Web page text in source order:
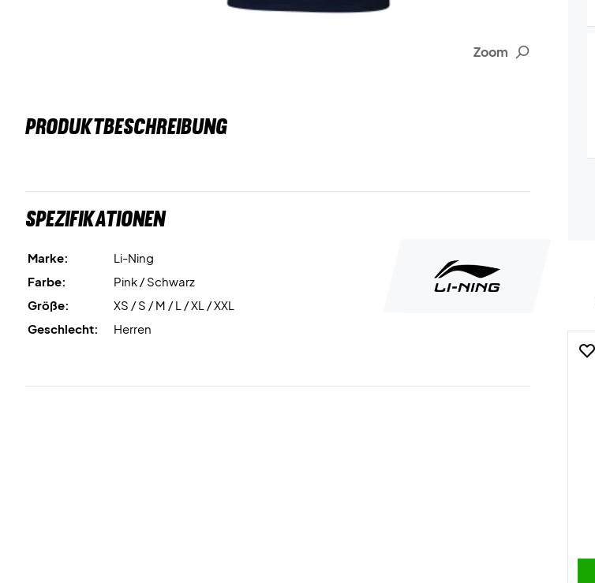
Zoom
PRODUKTBESCHREIBUNG
Spezifikationen
Marke:
Li-Ning
Farbe:
Pink / Schwarz
Größe:
XS / S / M / L / XL / XXL
Geschlecht:
Herren